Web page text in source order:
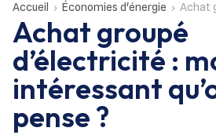
Accueil Économies d'énergie Achat groupé
Achat groupé
d’électricité :
intéressant
pense ?